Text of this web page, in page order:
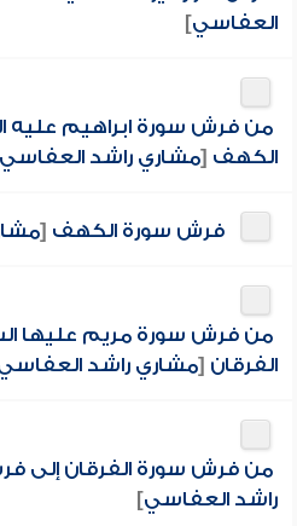
العفاسي]
من فرش سورة ابراهيم عليه
الكهف [مشاري راشد
فرش سورة الكهف [
من فرش سورة مريم عليها
الفرقان [مشاري راشد
من فرش سورة الفرقان إلى
راشد العفاسي]